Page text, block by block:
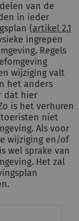
van de
in ieder
(artikel 2.1
ingrepen
Regels
wijziging valt
het anders
dat hier
is het verhuren
niet
Als voor
wijziging en/of
wel sprake van
Het zal